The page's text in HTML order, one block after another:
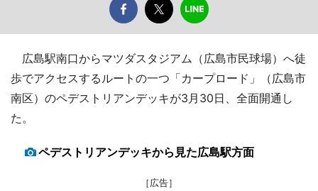
広島駅南口からマツダスタジアム（広島市民球場）へ徒
歩でアクセスするルートの一つ「カープロード」（広島市
南区）のペデストリアンデッキが3月30日、全面開通し
た。
ペデストリアンデッキから見た広島駅方面
［広告］